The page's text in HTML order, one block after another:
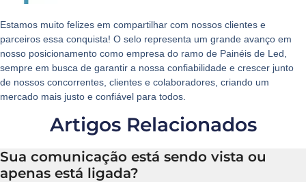
Estamos muito felizes em compartilhar com nossos clientes e
parceiros essa conquista! O selo representa um grande avanço em
nosso posicionamento como empresa do ramo de Painéis de Led,
sempre em busca de garantir a nossa confiabilidade e crescer junto
de nossos concorrentes, clientes e colaboradores, criando um
mercado mais justo e confiável para todos.
Artigos Relacionados
Sua comunicação está sendo vista ou
apenas está ligada?